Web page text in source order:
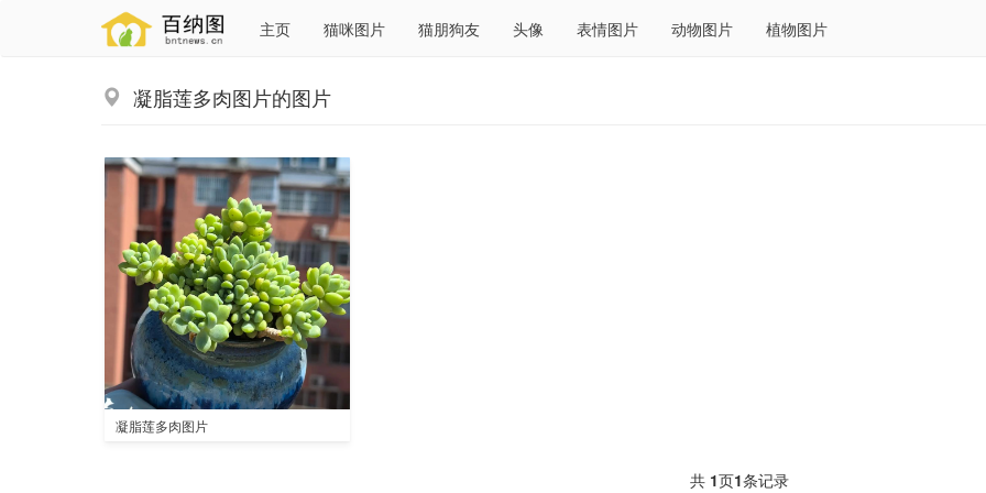
主页 猫咪图片 猫朋狗友 头像 表情图片 动物图片 植物图片
凝脂莲多肉图片的图片
凝脂莲多肉图片
共 1页1条记录